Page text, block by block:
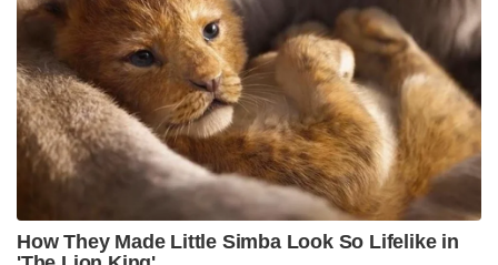
Tags: cricket medicine